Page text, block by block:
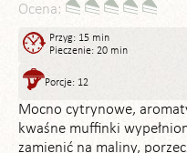
Ocena:
Przyg: 15 min
Pieczenie: 20 min
Porcje: 12
Mocno cytrynowe,
kwaśne muffinki
zamienić na maliny,